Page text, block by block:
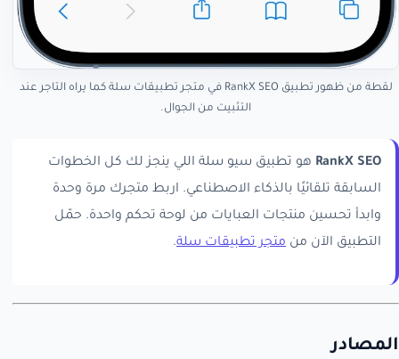
لقطة من ظهور تطبيق RankX SEO في متجر تطبيقات سلة كما يراه التاجر عند
التثبيت من الجوال.
RankX SEO هو تطبيق سيو سلة اللي ينجز لك كل الخطوات
السابقة تلقائيًا بالذكاء الاصطناعي. اربط متجرك مرة وحدة
وابدأ تحسين منتجات العبايات من لوحة تحكم واحدة. حمّل
التطبيق الآن من متجر تطبيقات سلة.
المصادر